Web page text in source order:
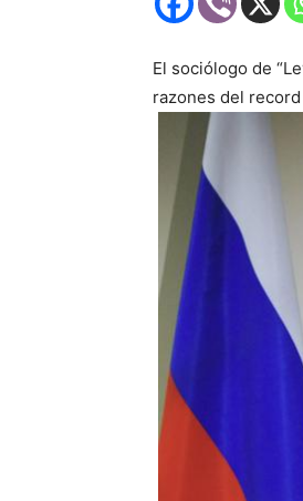
El sociólogo de
razones del